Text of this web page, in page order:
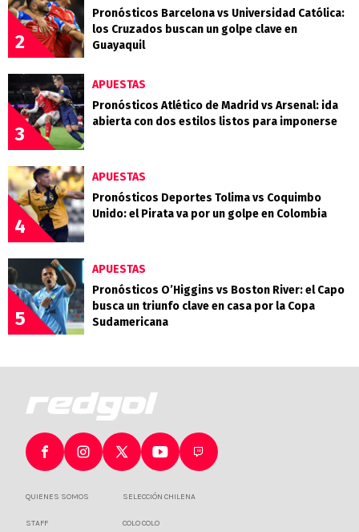
2
Pronósticos Barcelona vs Universidad Católica:
los Cruzados buscan un golpe clave en
Guayaquil
3
APUESTAS
Pronósticos Atlético de Madrid vs Arsenal: ida
abierta con dos estilos listos para imponerse
4
APUESTAS
Pronósticos Deportes Tolima vs Coquimbo
Unido: el Pirata va por un golpe en Colombia
5
APUESTAS
Pronósticos O’Higgins vs Boston River: el Capo
busca un triunfo clave en casa por la Copa
Sudamericana
QUIENES SOMOS
STAFF
SELECCIÓN CHILENA
COLO COLO